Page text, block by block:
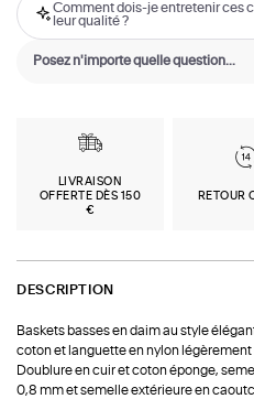
Comment dois-je entretenir ces
leur qualité ?
LIVRAISON
OFFERTE DÈS 150
€
RETOUR
DESCRIPTION
Baskets basses en daim au style
coton et languette en nylon
Doublure en cuir et coton éponge,
0,8 mm et semelle extérieure en